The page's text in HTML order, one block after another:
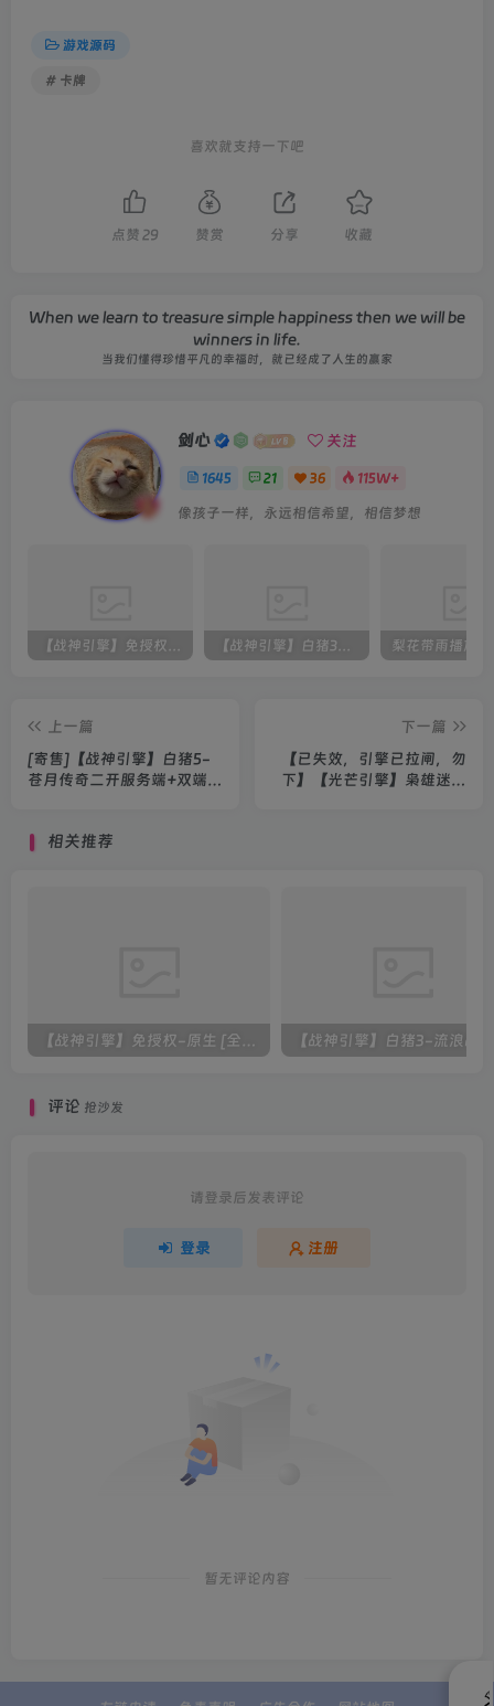
游戏源码
# 卡牌
喜欢就支持一下吧
点赞 29 赞赏 分享 收藏
When we learn to treasure simple happiness then we will be
winners in life.
当我们懂得珍惜平凡的幸福时，就已经成了人生的赢家
剑心 关注
1645 21 36 115W+
像孩子一样，永远相信希望，相信梦想
【战神引擎】免授权-原生 [全屏自动拾取] 插件 + 配置教程（更新修复版，具体自测） 【战神引擎】白猪3-流浪战神3神技8大陆全屏拾取版特色服务端+生肖+转生+秘境+神魔+双端+教程(更新眼神拾取)
上一篇
[寄售]【战神引擎】白猪5-
苍月传奇二开服务端+双端
下一篇
【已失效，引擎已拉闸，勿
下】【光芒引擎】枭雄迷失
相关推荐
【战神引擎】免授权-原生 [全屏自动拾取] 插件 + 配置教程（更新修复版，具体自测）
评论 抢沙发
请登录后发表评论
登录 注册
暂无评论内容